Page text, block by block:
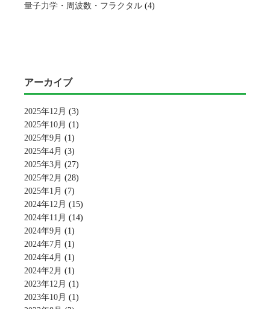
量子力学・周波数・フラクタル (4)
アーカイブ
2025年12月 (3)
2025年10月 (1)
2025年9月 (1)
2025年4月 (3)
2025年3月 (27)
2025年2月 (28)
2025年1月 (7)
2024年12月 (15)
2024年11月 (14)
2024年9月 (1)
2024年7月 (1)
2024年4月 (1)
2024年2月 (1)
2023年12月 (1)
2023年10月 (1)